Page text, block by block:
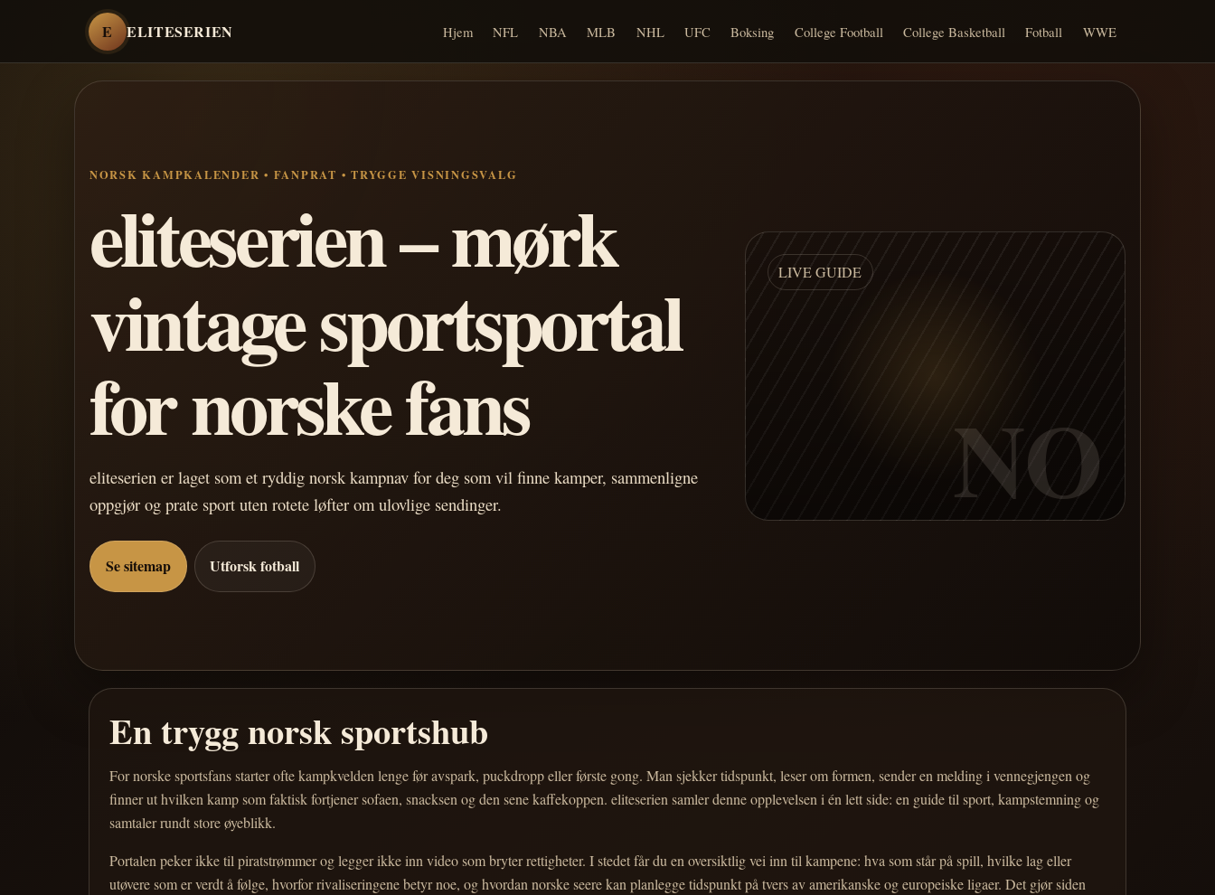
E ELITESERIEN Hjem NFL NBA MLB NHL UFC Boksing College Football College Basketball Fotball WWE
NORSK KAMPKALENDER • FANPRAT • TRYGGE VISNINGSVALG
eliteserien – mørk
vintage sportsportal
for norske fans
eliteserien er laget som et ryddig norsk kampnav for deg som vil finne kamper, sammenligne
oppgjør og prate sport uten rotete løfter om ulovlige sendinger.
Se sitemap Utforsk fotball
LIVE GUIDE
NO
En trygg norsk sportshub
For norske sportsfans starter ofte kampkvelden lenge før avspark, puckdropp eller første gong. Man sjekker tidspunkt, leser om formen, sender en melding i vennegjengen og
finner ut hvilken kamp som faktisk fortjener sofaen, snacksen og den sene kaffekoppen. eliteserien samler denne opplevelsen i én lett side: en guide til sport, kampstemning og
samtaler rundt store øyeblikk.
Portalen peker ikke til piratstrømmer og legger ikke inn video som bryter rettigheter. I stedet får du en oversiktlig vei inn til kampene: hva som står på spill, hvilke lag eller
utøvere som er verdt å følge, hvorfor rivaliseringene betyr noe, og hvordan norske seere kan planlegge tidspunkt på tvers av amerikanske og europeiske ligaer. Det gjør siden